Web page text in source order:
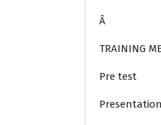
Â
TRAINING
Pre test
Presentation